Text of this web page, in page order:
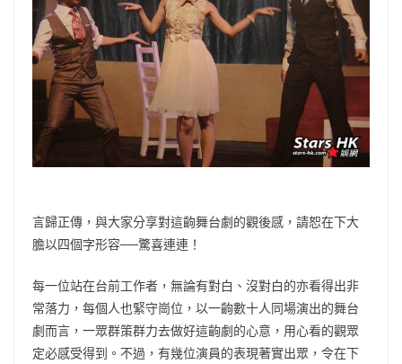
言歸正傳，與大家分享對這齣舞台劇的觀後感，請恕在下大
膽以四個字形容──驚喜連連！
每一位站在台前工作者，無論有對白、沒對白的亦看得出非
常落力，每個人也緊守崗位，以一齣數十人同場演出的舞台
劇而言，一眾群策群力去做好這齣劇的心意，用心看的觀眾
定必感受得到。不過，有幾位演員的表現著實出眾，令在下